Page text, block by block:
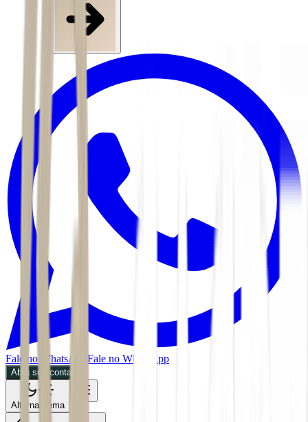
Fale no WhatsApp Fale no WhatsApp
Abra sua conta
Alternar tema